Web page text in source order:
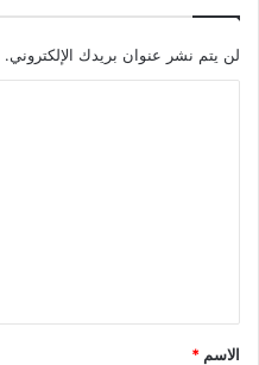
لن يتم نشر عنوان بريدك الإلكتروني.
*
الاسم *